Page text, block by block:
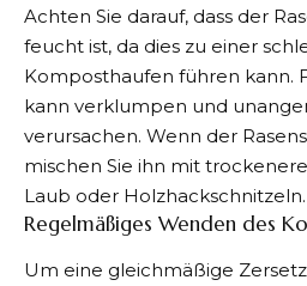
Achten Sie darauf, dass der
feucht ist, da dies zu einer
Komposthaufen führen kann.
kann verklumpen und
verursachen. Wenn der
mischen Sie ihn mit
Laub oder Holzhackschnitzeln.
Regelmäßiges Wenden des
Um eine gleichmäßige